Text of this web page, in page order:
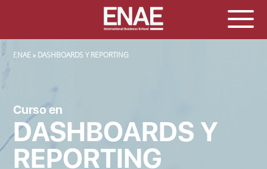
SOBRESCRIBIR ENLACES DE AYUDA A LA NAVEGACIÓN
ENAE DASHBOARDS Y REPORTING
Curso en
DASHBOARDS Y
REPORTING